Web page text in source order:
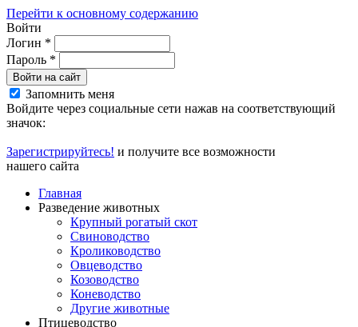
Перейти к основному содержанию
Войти
Логин *
Пароль *
Войти на сайт
Запомнить меня
Войдите через социальные сети нажав на соответствующий
значок:
Зарегистрируйтесь! и получите все возможности
нашего сайта
Главная
Разведение животных
Крупный рогатый скот
Свиноводство
Кролиководство
Овцеводство
Козоводство
Коневодство
Другие животные
Птицеводство